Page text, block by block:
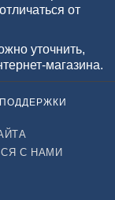
от
уточнить,
магазина.
С НАМИ